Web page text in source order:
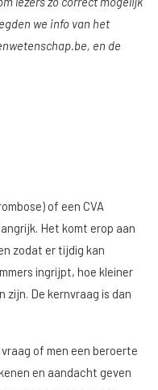
we info van het
en de
of een CVA
Het komt erop aan
zodat er tijdig kan
ingrijpt, hoe kleiner
zijn. De kernvraag is dan
of men een beroerte
en aandacht geven